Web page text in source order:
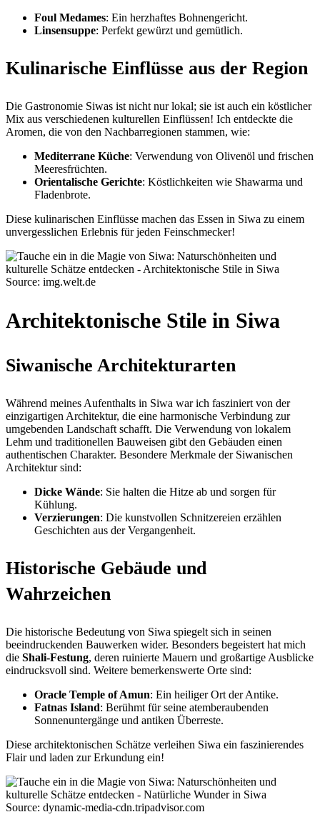
Foul Medames: Ein herzhaftes Bohnengericht.
Linsensuppe: Perfekt gewürzt und gemütlich.
Kulinarische Einflüsse aus der Region
Die Gastronomie Siwas ist nicht nur lokal; sie ist auch ein köstlicher
Mix aus verschiedenen kulturellen Einflüssen! Ich entdeckte die
Aromen, die von den Nachbarregionen stammen, wie:
Mediterrane Küche: Verwendung von Olivenöl und frischen
Meeresfrüchten.
Orientalische Gerichte: Köstlichkeiten wie Shawarma und
Fladenbrote.
Diese kulinarischen Einflüsse machen das Essen in Siwa zu einem
unvergesslichen Erlebnis für jeden Feinschmecker!
Source: img.welt.de
Architektonische Stile in Siwa
Siwanische Architekturarten
Während meines Aufenthalts in Siwa war ich fasziniert von der
einzigartigen Architektur, die eine harmonische Verbindung zur
umgebenden Landschaft schafft. Die Verwendung von lokalem
Lehm und traditionellen Bauweisen gibt den Gebäuden einen
authentischen Charakter. Besondere Merkmale der Siwanischen
Architektur sind:
Dicke Wände: Sie halten die Hitze ab und sorgen für
Kühlung.
Verzierungen: Die kunstvollen Schnitzereien erzählen
Geschichten aus der Vergangenheit.
Historische Gebäude und
Wahrzeichen
Die historische Bedeutung von Siwa spiegelt sich in seinen
beeindruckenden Bauwerken wider. Besonders begeistert hat mich
die Shali-Festung, deren ruinierte Mauern und großartige Ausblicke
eindrucksvoll sind. Weitere bemerkenswerte Orte sind:
Oracle Temple of Amun: Ein heiliger Ort der Antike.
Fatnas Island: Berühmt für seine atemberaubenden
Sonnenuntergänge und antiken Überreste.
Diese architektonischen Schätze verleihen Siwa ein faszinierendes
Flair und laden zur Erkundung ein!
Source: dynamic-media-cdn.tripadvisor.com